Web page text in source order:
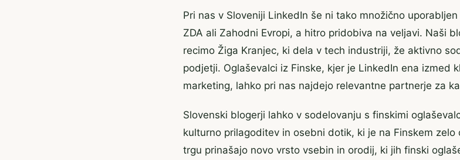
Pri nas v Sloveniji LinkedIn še ni tako množično
ZDA ali Zahodni Evropi, a hitro pridobiva na veljavi. Naši
recimo Žiga Kranjec, ki dela v tech industriji, že aktivno
podjetji. Oglaševalci iz Finske, kjer je LinkedIn ena izmed
marketing, lahko pri nas najdejo relevantne partnerje za
Slovenski blogerji lahko v sodelovanju s finskimi
kulturno prilagoditev in osebni dotik, ki je na Finskem zelo
trgu prinašajo novo vrsto vsebin in orodij, ki jih finski